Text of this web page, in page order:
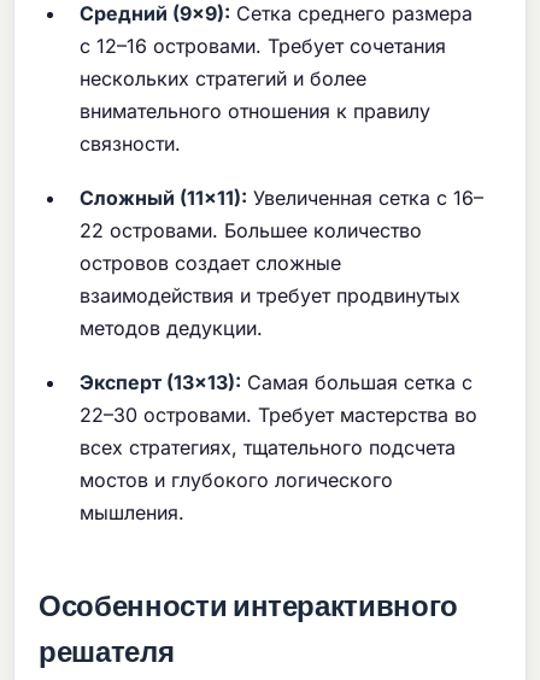
Средний (9×9): Сетка среднего размера
с 12–16 островами. Требует сочетания
нескольких стратегий и более
внимательного отношения к правилу
связности.
Сложный (11×11): Увеличенная сетка с 16–
22 островами. Большее количество
островов создает сложные
взаимодействия и требует продвинутых
методов дедукции.
Эксперт (13×13): Самая большая сетка с
22–30 островами. Требует мастерства во
всех стратегиях, тщательного подсчета
мостов и глубокого логического
мышления.
Особенности интерактивного
решателя